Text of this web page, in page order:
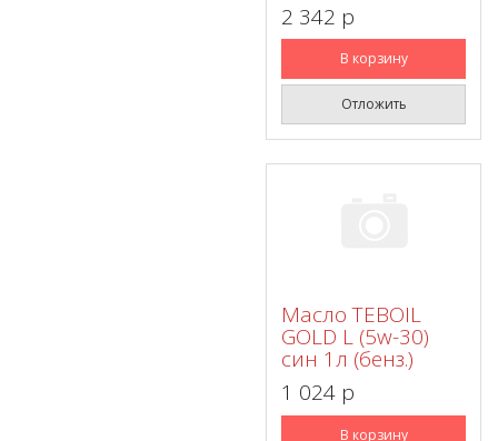
2 342 p
В корзину
Отложить
Масло TEBOIL
GOLD L (5w-30)
син 1л (бенз.)
1 024 p
В корзину